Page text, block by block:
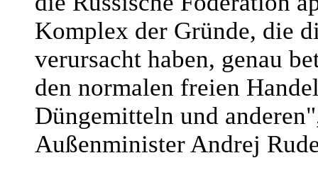
Komplex der Gründe, die
verursacht haben, genau
den normalen freien
Düngemitteln und
Außenminister Andrej